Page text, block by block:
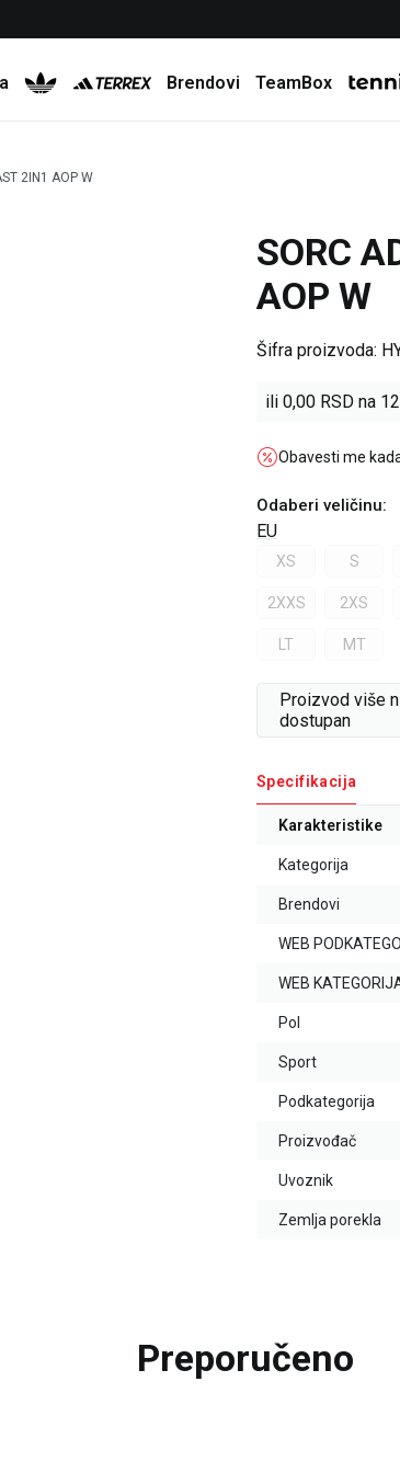
Brendovi TeamBox
2IN1 AOP W
SORC
AOP W
Šifra proizvoda:
ili 0,00 RSD na
Obavesti me
Odaberi veličinu:
EU
XS
S
2XXS 2XS
LT MT
Proizvod više
dostupan
Specifikacija
Karakteristike
Kategorija
Brendovi
WEB
WEB
Pol
Sport
Podkategorija
Proizvođač
Uvoznik
Zemlja porekla
Preporučeno